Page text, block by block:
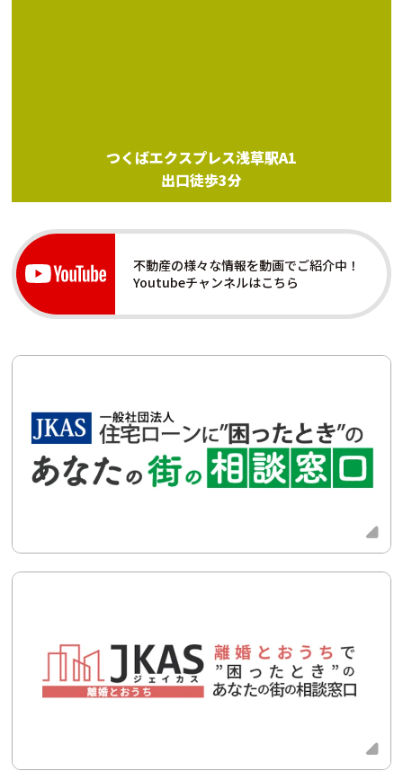
つくばエクスプレス浅草駅A1
出口徒歩3分
不動産の様々な情報を動画でご紹介中！
Youtubeチャンネルはこちら